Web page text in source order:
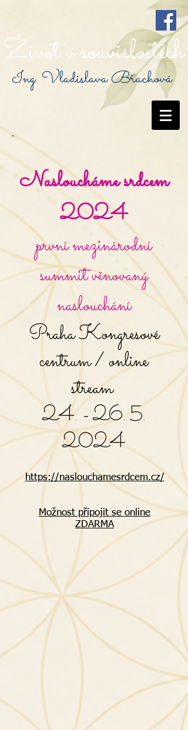
Život v souvislostech
Ing. Vladislava Břachová
Nasloucháme srdcem
2024
první mezinárodní
summit věnovaný
naslouchání
Praha Kongresové
centrum / online
stream
24. - 26. 5.
2024
https://naslouchamesrdcem.cz/
Možnost připojit se online
ZDARMA